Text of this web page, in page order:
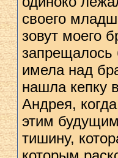
своего
зовут моего
запрещалось
имела над
нашла кепку
Андрея,
этим
тишину,